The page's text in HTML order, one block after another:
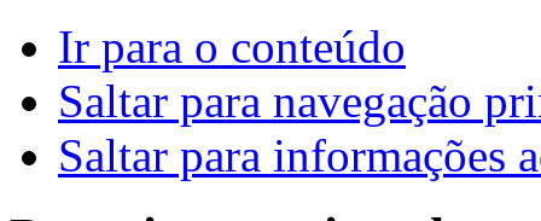
Ir para o conteúdo
Saltar para navegação
Saltar para informações